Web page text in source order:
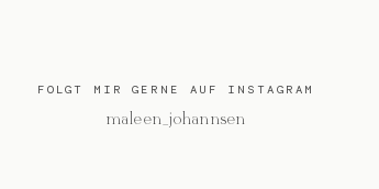
FOLGT MIR GERNE AUF INSTAGRAM
@maleen_johannsen